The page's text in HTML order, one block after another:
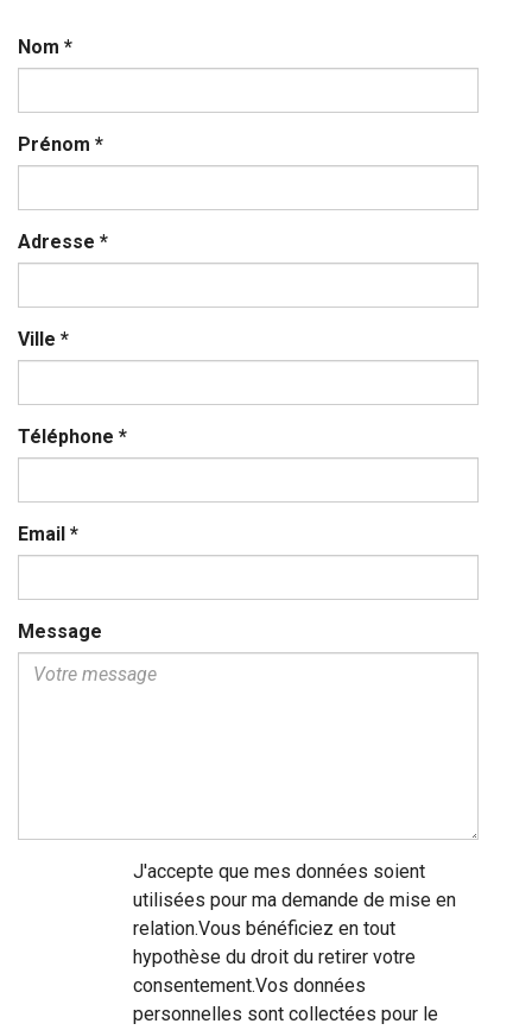
Nom *
Prénom *
Adresse *
Ville *
Téléphone *
Email *
Message
J'accepte que mes données soient
utilisées pour ma demande de mise en
relation.Vous bénéficiez en tout
hypothèse du droit du retirer votre
consentement.Vos données
personnelles sont collectées pour le